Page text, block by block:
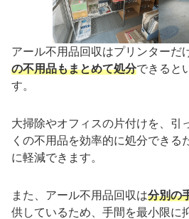
アール不用品回収はプリンターだ
の不用品もまとめて処分できると
す。
大掃除やオフィスの片付けを、引
くの不用品を効率的に処分できる
に軽減できます。
また、アール不用品回収は分別の
供しているため、手間を最小限に